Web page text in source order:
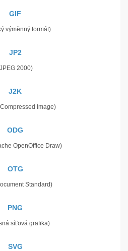
GIF
výměnný formát)
JP2
2000)
J2K
Image)
ODG
OpenOffice Draw)
OTG
Standard)
PNG
síťová grafika)
SVG